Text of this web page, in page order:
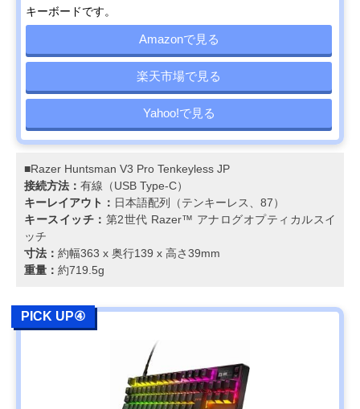
キーボードです。
Amazonで見る
楽天市場で見る
Yahoo!で見る
■Razer Huntsman V3 Pro Tenkeyless JP
接続方法： 有線（USB Type-C）
キーレイアウト： ⽇本語配列（テンキーレス、87）
キースイッチ： 第2世代 Razer™ アナログオプティカルスイ
ッチ
寸法： 約幅363 x 奥行139 x 高さ39mm
重量： 約719.5g
PICK UP④